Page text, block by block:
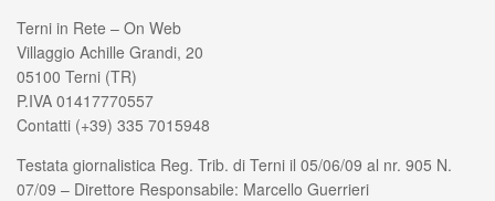
Terni in Rete – On Web
Villaggio Achille Grandi, 20
05100 Terni (TR)
P.IVA 01417770557
Contatti (+39) 335 7015948
Testata giornalistica Reg. Trib. di Terni il 05/06/09 al nr. 905 N.
07/09 – Direttore Responsabile: Marcello Guerrieri